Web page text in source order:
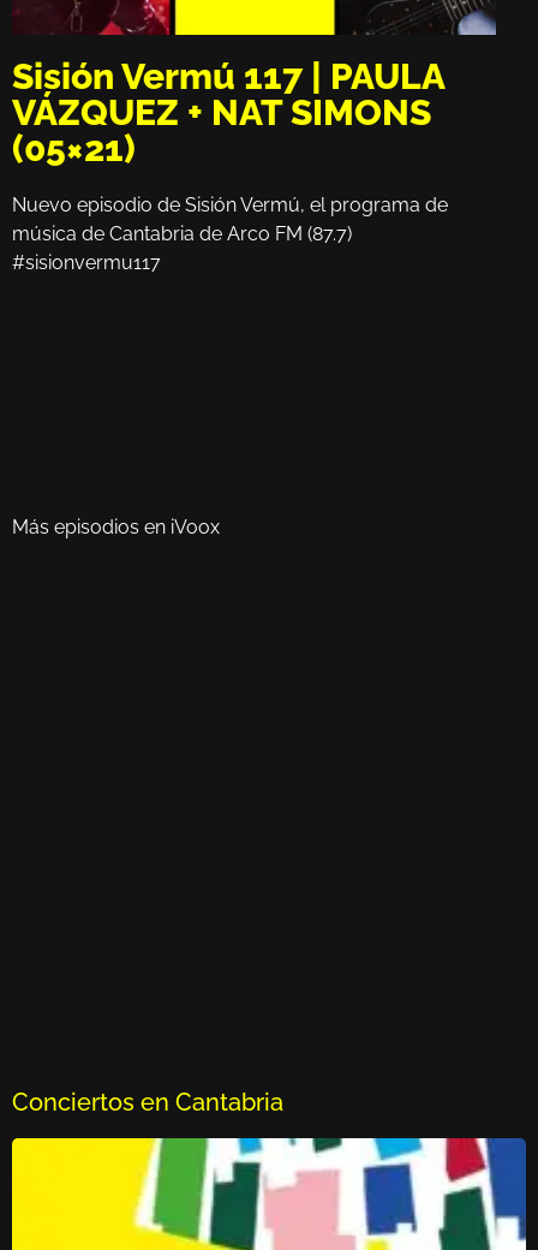
Sisión Vermú 117 | PAULA
VÁZQUEZ + NAT SIMONS
(05×21)
Nuevo episodio de Sisión Vermú, el programa de
música de Cantabria de Arco FM (87.7)
#sisionvermu117
Más episodios en iVoox
Conciertos en Cantabria